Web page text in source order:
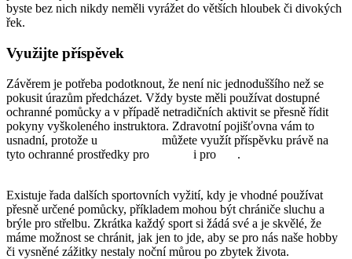
byste bez nich nikdy neměli vyrážet do větších hloubek či divokých
řek.
Využijte příspěvek
Závěrem je potřeba podotknout, že není nic jednoduššího než se
pokusit úrazům předcházet. Vždy byste měli používat dostupné
ochranné pomůcky a v případě netradičních aktivit se přesně řídit
pokyny vyškoleného instruktora. Zdravotní pojišťovna vám to
usnadní, protože u
můžete využít příspěvku právě na
tyto ochranné prostředky pro
i pro .
Existuje řada dalších sportovních vyžití, kdy je vhodné používat
přesně určené pomůcky, příkladem mohou být chrániče sluchu a
brýle pro střelbu. Zkrátka každý sport si žádá své a je skvělé, že
máme možnost se chránit, jak jen to jde, aby se pro nás naše hobby
či vysněné zážitky nestaly noční můrou po zbytek života.